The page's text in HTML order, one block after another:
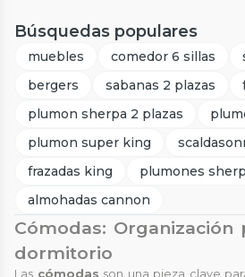
Búsquedas populares
muebles comedor 6 sillas
bergers
sabanas 2 plazas
plumon sherpa 2 plazas
plumon super king
frazadas king
plumones
almohadas cannon
Cómodas: Organización
dormitorio
Las cómodas son una pieza clave